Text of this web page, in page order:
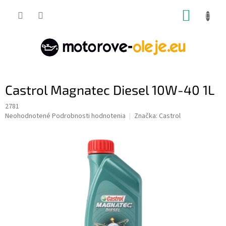
Castrol Magnatec Diesel 10W-40 1L
2781
Priemerné
Neohodnotené Podrobnosti hodnotenia Značka: Castrol